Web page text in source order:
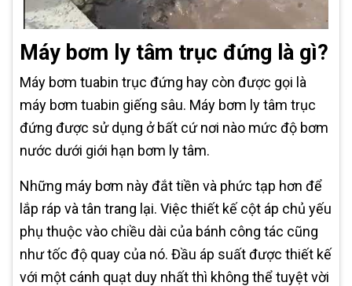
Máy bơm ly tâm trục đứng là gì?
Máy bơm tuabin trục đứng hay còn được gọi là
máy bơm tuabin giếng sâu. Máy bơm ly tâm trục
đứng được sử dụng ở bất cứ nơi nào mức độ bơm
nước dưới giới hạn bơm ly tâm.
Những máy bơm này đắt tiền và phức tạp hơn để
lắp ráp và tân trang lại. Việc thiết kế cột áp chủ yếu
phụ thuộc vào chiều dài của bánh công tác cũng
như tốc độ quay của nó. Đầu áp suất được thiết kế
với một cánh quạt duy nhất thì không thể tuyệt vời